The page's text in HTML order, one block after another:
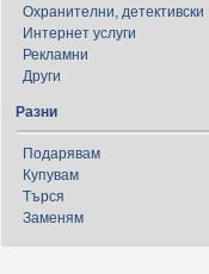
Охранителни, детективски
Интернет услуги
Рекламни
Други
Разни
Подарявам
Купувам
Търся
Заменям